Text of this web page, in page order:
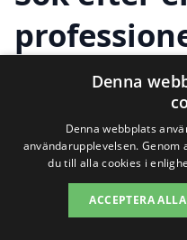
kakelugn
nära
Att hitta en expert
Övertorneå är
Denna
Denna webbplats
användarupplevelsen.
du till alla cookies i
ACCEPTERA ALLA